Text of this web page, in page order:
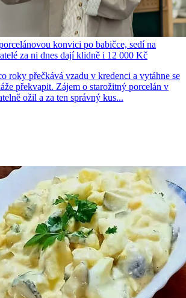
konvici po babičce, sedí na
za ni dnes dají klidně i 12 000 Kč
roky přečkává vzadu v kredenci a vytáhne se
překvapit. Zájem o starožitný porcelán v
ožil a za ten správný kus...